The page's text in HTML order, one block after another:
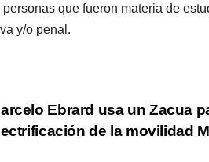
que fueron materia de
y/o penal.
Ebrard usa un Zacua
de la movilidad